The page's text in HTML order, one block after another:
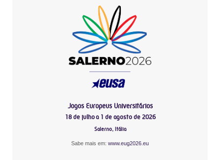
Jogos Europeus Universitários
18 de julho a 1 de agosto de 2026
Salerno, Itália
Sabe mais em: www.eug2026.eu